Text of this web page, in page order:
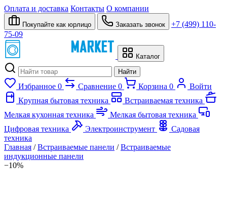
Оплата и доставка Контакты О компании
Покупайте как юрлицо Заказать звонок
+7 (499) 110-
75-09
Каталог
Найти
Избранное 0 Сравнение 0 Корзина 0
Войти
Крупная бытовая техника
Встраиваемая техника
Мелкая кухонная техника
Мелкая бытовая техника
Цифровая техника
Электроинструмент
Садовая
техника
Главная / Встраиваемые панели / Встраиваемые
индукционные панели
−10%